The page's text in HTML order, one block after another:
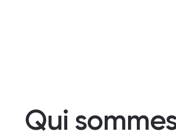
Qui